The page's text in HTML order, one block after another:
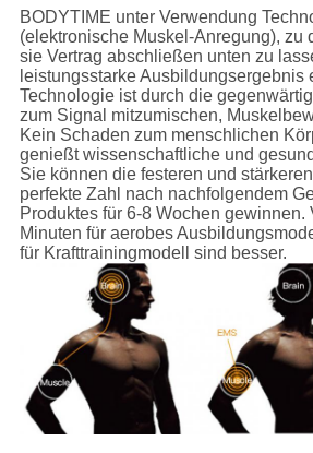
BODYTIME unter Verwendung
(elektronische Muskel-Anregung), zu
sie Vertrag abschließen unten zu
leistungsstarke Ausbildungsergebnis
Technologie ist durch die
zum Signal mitzumischen,
Kein Schaden zum menschlichen
genießt wissenschaftliche und
Sie können die festeren und
perfekte Zahl nach nachfolgendem
Produktes für 6-8 Wochen gewinnen.
Minuten für aerobes
für Krafttrainingmodell sind besser.